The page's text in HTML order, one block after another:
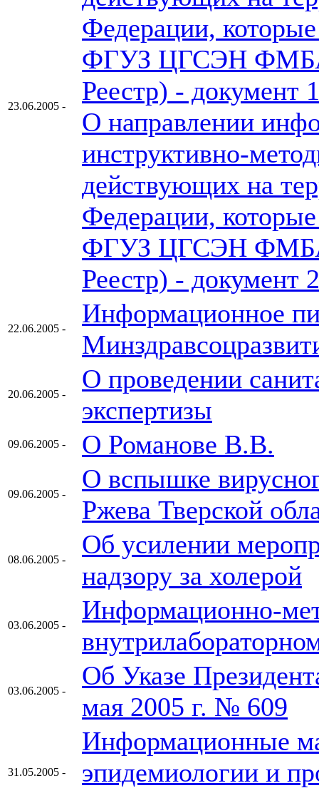
23.06.2005 -
Федерации,
ФГУЗ ЦГСЭН ФМБА
Реестр) - документ 1
О направлении
инструктивно-
действующих на
Федерации,
ФГУЗ ЦГСЭН ФМБА
Реестр) - документ 2
22.06.2005 -
Информационное
20.06.2005 -
О проведении
экспертизы
09.06.2005 - О Романове В.В.
09.06.2005 -
О вспышке
Ржева Тверской
08.06.2005 -
Об усилении
надзору за холерой
03.06.2005 -
Информационно-
03.06.2005 -
Об Указе
мая 2005 г. № 609
31.05.2005 -
Информационные
эпидемиологии и